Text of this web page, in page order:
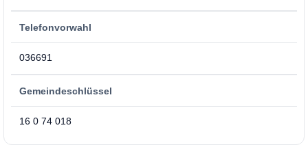
Telefonvorwahl
036691
Gemeindeschlüssel
16 0 74 018